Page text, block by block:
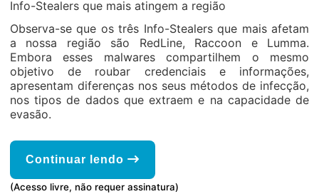
Info-Stealers que mais atingem a região
Observa-se que os três Info-Stealers que mais afetam
a nossa região são RedLine, Raccoon e Lumma.
Embora esses malwares compartilhem o mesmo
objetivo de roubar credenciais e informações,
apresentam diferenças nos seus métodos de infecção,
nos tipos de dados que extraem e na capacidade de
evasão.
Continuar lendo
(Acesso livre, não requer assinatura)